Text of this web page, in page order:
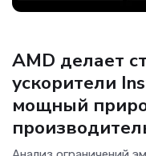
AMD делает
ускорители
мощный